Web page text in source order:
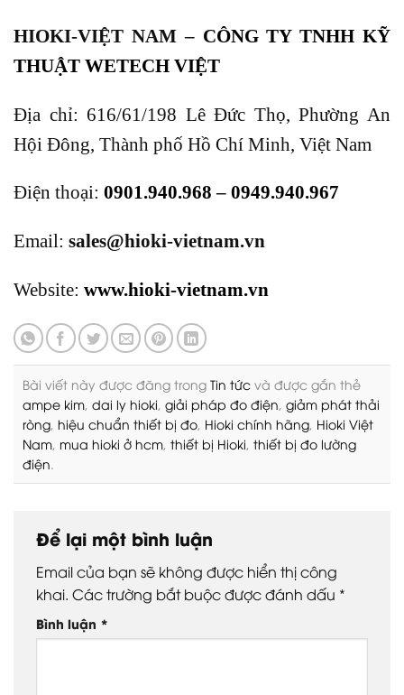
HIOKI-VIỆT NAM – CÔNG TY TNHH KỸ
THUẬT WETECH VIỆT
Địa chỉ: 616/61/198 Lê Đức Thọ, Phường An
Hội Đông, Thành phố Hồ Chí Minh, Việt Nam
Điện thoại: 0901.940.968 – 0949.940.967
Email: sales@hioki-vietnam.vn
Website: www.hioki-vietnam.vn
Bài viết này được đăng trong Tin tức và được gắn thẻ
ampe kim, dai ly hioki, giải pháp đo điện, giảm phát thải
ròng, hiệu chuẩn thiết bị đo, Hioki chính hãng, Hioki Việt
Nam, mua hioki ở hcm, thiết bị Hioki, thiết bị đo lường
điện.
Để lại một bình luận
Email của bạn sẽ không được hiển thị công
khai. Các trường bắt buộc được đánh dấu *
Bình luận *